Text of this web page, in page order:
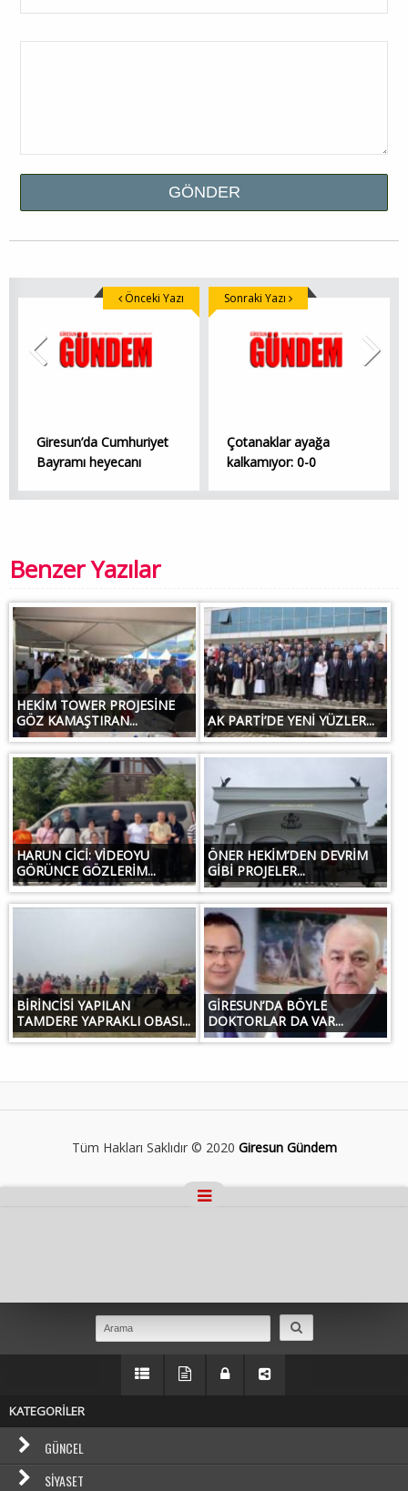
Giresun’da Cumhuriyet
Bayramı heyecanı
Önceki Yazı
Çotanaklar ayağa
kalkamıyor: 0-0
Sonraki Yazı
Benzer Yazılar
HEKİM TOWER PROJESİNE
GÖZ KAMAŞTIRAN...
AK PARTİ’DE YENİ YÜZLER...
HARUN CİCİ: VİDEOYU
GÖRÜNCE GÖZLERİM...
ÖNER HEKİM’DEN DEVRİM
GİBİ PROJELER...
BİRİNCİSİ YAPILAN
TAMDERE YAPRAKLI OBASI...
GİRESUN’DA BÖYLE
DOKTORLAR DA VAR...
Tüm Hakları Saklıdır © 2020 Giresun Gündem
KATEGORİLER
GÜNCEL
SIYASET